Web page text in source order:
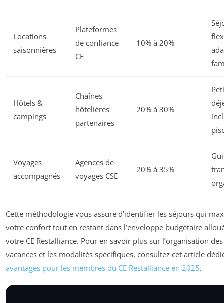
Locations
saisonnières
Plateformes
de confiance
CE
10% à 20%
Hôtels &
campings
Chaînes
hôtelières
partenaires
20% à 30%
Voyages
accompagnés
Agences de
voyages CSE
20% à 35%
Cette méthodologie vous assure d’identifier les séjours qui
votre confort tout en restant dans l’enveloppe budgétaire
votre CE Restalliance. Pour en savoir plus sur l’organisation
vacances et les modalités spécifiques, consultez cet article
avantages pour les membres du CE Restalliance en 2025.